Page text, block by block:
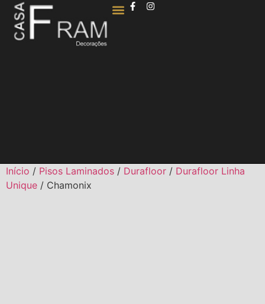
Início / Pisos Laminados / Durafloor / Durafloor Linha
Unique / Chamonix